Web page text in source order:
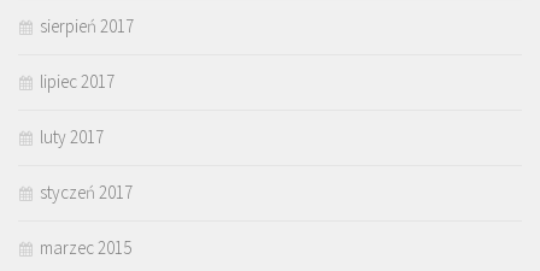
sierpień 2017
lipiec 2017
luty 2017
styczeń 2017
marzec 2015